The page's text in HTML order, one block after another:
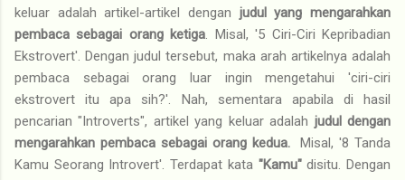
keluar adalah artikel-artikel dengan judul yang mengarahkan
pembaca sebagai orang ketiga. Misal, '5 Ciri-Ciri Kepribadian
Ekstrovert'. Dengan judul tersebut, maka arah artikelnya adalah
pembaca sebagai orang luar ingin mengetahui 'ciri-ciri
ekstrovert itu apa sih?'. Nah, sementara apabila di hasil
pencarian "Introverts", artikel yang keluar adalah judul dengan
mengarahkan pembaca sebagai orang kedua.Misal, '8 Tanda
Kamu Seorang Introvert'. Terdapat kata "Kamu"disitu. Dengan